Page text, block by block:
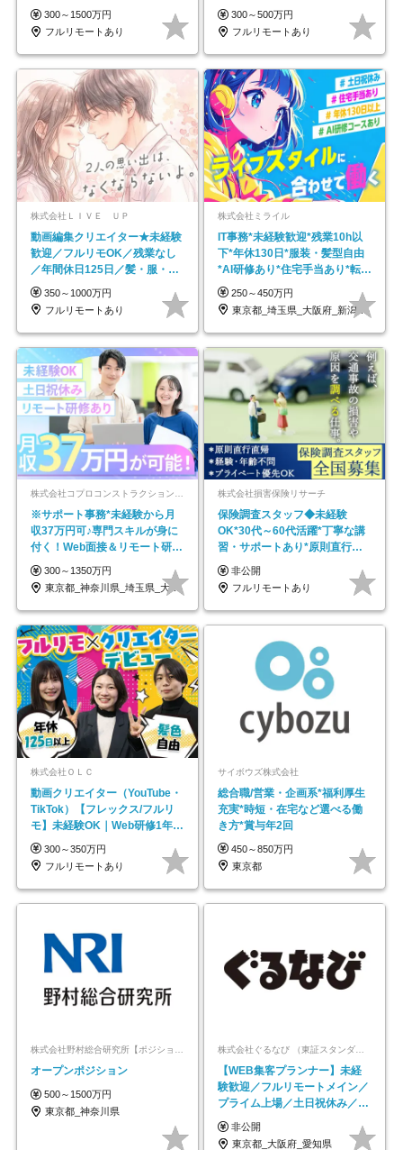
円～／年休130日以上
300～1500万円
フルリモートあり
◆5年目まで必ず昇給
300～500万円
フルリモートあり
株式会社ＬＩＶＥ ＵＰ
動画編集クリエイター★未経験
歓迎／フルリモOK／残業なし
／年間休日125日／髪・服・ネ
イル自由／研修充実で安心
350～1000万円
フルリモートあり
株式会社ミライル
IT事務*未経験歓迎*残業10h以
下*年休130日*服装・髪型自由
*AI研修あり*住宅手当あり*転勤
なし
250～450万円
東京都_埼玉県_大阪府_新潟県_福岡県
※サポート事務*未経験から月
収37万円可♪専門スキルが身に
付く！Web面接＆リモート研修
も充実♪/a
300～1350万円
東京都_神奈川県_埼玉県_大阪府_愛知県…
株式会社損害保険リサーチ
保険調査スタッフ◆未経験
OK*30代～60代活躍*丁寧な講
習・サポートあり*原則直行直
帰／全国募集・業務委託
非公開
フルリモートあり
株式会社ＯＬＣ
動画クリエイター（YouTube・
TikTok）【フレックス/フルリ
モ】未経験OK｜Web研修1年間
｜副業OK
300～350万円
フルリモートあり
サイボウズ株式会社
総合職/営業・企画系*福利厚生
充実*時短・在宅など選べる働
き方*賞与年2回
450～850万円
東京都
オープンポジション
500～1500万円
東京都_神奈川県
株式会社ぐるなび （東証スタンダード上場）
【WEB集客プランナー】未経
験歓迎／フルリモートメイン／
プライム上場／土日祝休み／東
京・大阪・名古屋
非公開
東京都_大阪府_愛知県